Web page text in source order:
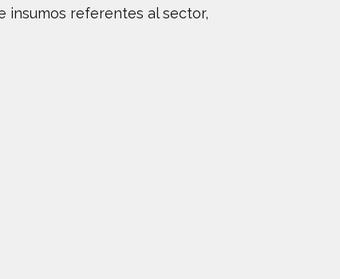
insumos referentes al sector,